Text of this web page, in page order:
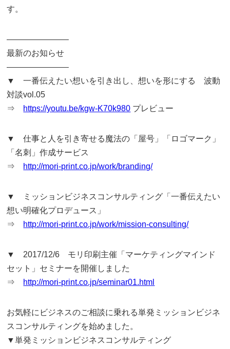
す。
———————–
最新のお知らせ
———————–
▼ 一番伝えたい想いを引き出し、想いを形にする 波動
対談vol.05
⇒ https://youtu.be/kgw-K70k980 プレビュー
▼ 仕事と人を引き寄せる魔法の「屋号」「ロゴマーク」
「名刺」作成サービス
⇒ http://mori-print.co.jp/work/branding/
▼ ミッションビジネスコンサルティング「一番伝えたい
想い明確化プロデュース」
⇒ http://mori-print.co.jp/work/mission-consulting/
▼ 2017/12/6 モリ印刷主催「マーケティングマインド
セット」セミナーを開催しました
⇒ http://mori-print.co.jp/seminar01.html
お気軽にビジネスのご相談に乗れる単発ミッションビジネ
スコンサルティングを始めました。
▼単発ミッションビジネスコンサルティング